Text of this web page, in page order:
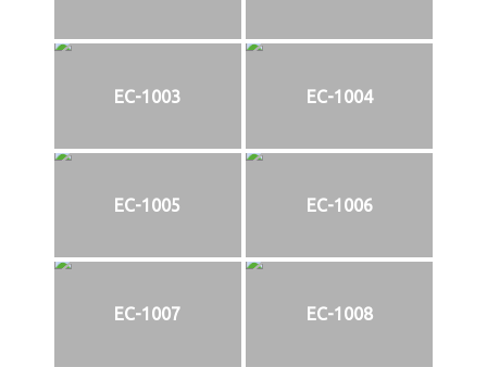
EC-1003 EC-1004
EC-1005 EC-1006
EC-1007 EC-1008